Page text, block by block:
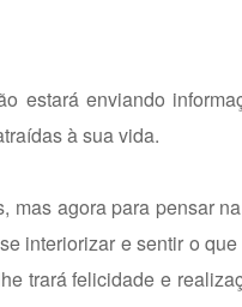
estará enviando
à sua vida.
mas agora para pensar
interiorizar e sentir o
trará felicidade e